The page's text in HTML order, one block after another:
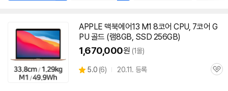
APPLE 맥북에어13 M1 8코어 CPU, 7코어 G
PU 골드 (램8GB, SSD 256GB)
1,670,000원 (1몰)
별
5.0 (상
6) 20.11. 등록
관